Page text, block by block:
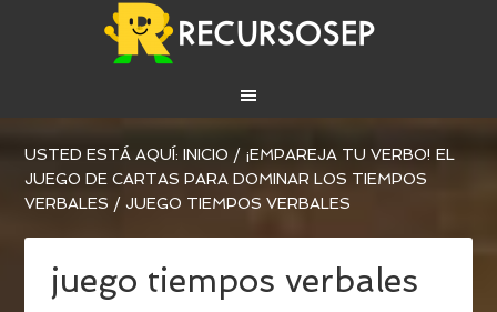
USTED ESTÁ AQUÍ:INICIO / ¡EMPAREJA TU VERBO! EL
JUEGO DE CARTAS PARA DOMINAR LOS TIEMPOS
VERBALES / JUEGO TIEMPOS VERBALES
juego tiempos verbales